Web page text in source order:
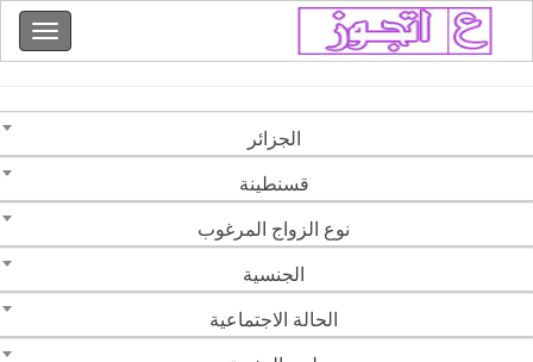
الجزائر
قسنطينة
نوع الزواج المرغوب
الجنسية
الحالة الاجتماعية